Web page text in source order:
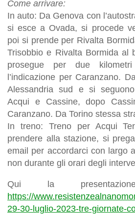
Come arrivare:
In auto: Da Genova con
si esce a Ovada, si procede
poi si prende per Rivalta
Trisobbio e Rivalta Bormida al
prosegue per due
l’indicazione per Caranzano.
Alessandria sud e si
Acqui e Cassine, dopo
Caranzano. Da Torino stessa
In treno: Treno per Acqui
prendere alla stazione, si
email per accordarci con largo
non durante gli orari degli
Qui la presentazione
https://
29-30-luglio-2023-tre-giornate-